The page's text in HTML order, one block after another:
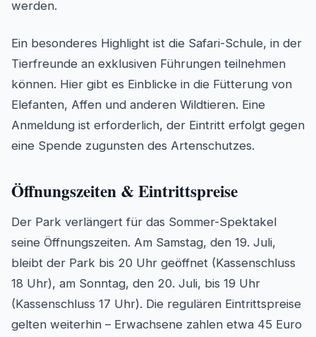
werden.
Ein besonderes Highlight ist die Safari-Schule, in der
Tierfreunde an exklusiven Führungen teilnehmen
können. Hier gibt es Einblicke in die Fütterung von
Elefanten, Affen und anderen Wildtieren. Eine
Anmeldung ist erforderlich, der Eintritt erfolgt gegen
eine Spende zugunsten des Artenschutzes.
Öffnungszeiten & Eintrittspreise
Der Park verlängert für das Sommer-Spektakel
seine Öffnungszeiten. Am Samstag, den 19. Juli,
bleibt der Park bis 20 Uhr geöffnet (Kassenschluss
18 Uhr), am Sonntag, den 20. Juli, bis 19 Uhr
(Kassenschluss 17 Uhr). Die regulären Eintrittspreise
gelten weiterhin – Erwachsene zahlen etwa 45 Euro